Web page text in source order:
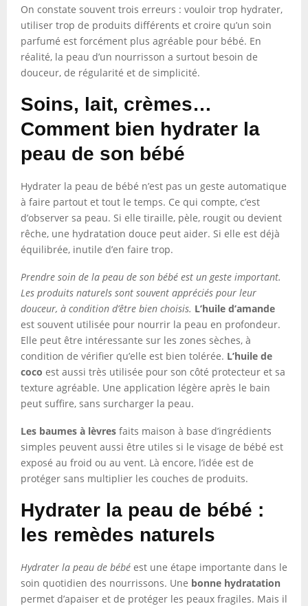
On constate souvent trois erreurs : vouloir trop hydrater,
utiliser trop de produits différents et croire qu’un soin
parfumé est forcément plus agréable pour bébé. En
réalité, la peau d’un nourrisson a surtout besoin de
douceur, de régularité et de simplicité.
Soins, lait, crèmes…
Comment bien hydrater la
peau de son bébé
Hydrater la peau de bébé n’est pas un geste automatique
à faire partout et tout le temps. Ce qui compte, c’est
d’observer sa peau. Si elle tiraille, pèle, rougit ou devient
rêche, une hydratation douce peut aider. Si elle est déjà
équilibrée, inutile d’en faire trop.
Prendre soin de la peau de son bébé est un geste important.
Les produits naturels sont souvent appréciés pour leur
douceur, à condition d’être bien choisis. L’huile d’amande
est souvent utilisée pour nourrir la peau en profondeur.
Elle peut être intéressante sur les zones sèches, à
condition de vérifier qu’elle est bien tolérée. L’huile de
coco est aussi très utilisée pour son côté protecteur et sa
texture agréable. Une application légère après le bain
peut suffire, sans surcharger la peau.
Les baumes à lèvres faits maison à base d’ingrédients
simples peuvent aussi être utiles si le visage de bébé est
exposé au froid ou au vent. Là encore, l’idée est de
protéger sans multiplier les couches de produits.
Hydrater la peau de bébé :
les remèdes naturels
Hydrater la peau de bébé est une étape importante dans le
soin quotidien des nourrissons. Une bonne hydratation
permet d’apaiser et de protéger les peaux fragiles. Mais il